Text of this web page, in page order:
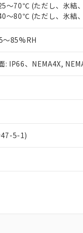
～70℃ (ただし、氷結
～80℃ (ただし、氷結
～85%RH
: IP66、NEMA4X,
5-1)
RoHS指令のフタル酸
ことから備考欄に対応
社にて対応品への在庫
ております。